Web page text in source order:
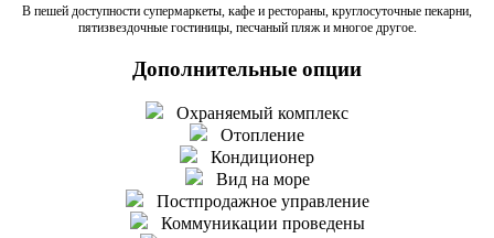
В пешей доступности супермаркеты, кафе и рестораны, круглосуточные пекарни,
пятизвездочные гостиницы, песчаный пляж и многое другое.
Дополнительные опции
Охраняемый комплекс
Отопление
Кондиционер
Вид на море
Постпродажное управление
Коммуникации проведены